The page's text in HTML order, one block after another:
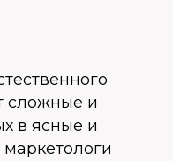
сложные и
в ясные и